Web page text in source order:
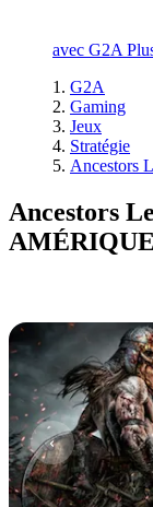
avec G2A
G2A
Gaming
Jeux
Stratégie
Ancestors
Ancestors